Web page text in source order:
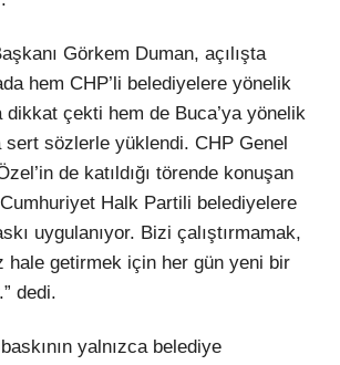
Görkem Duman, açılışta
hem CHP’li belediyelere yönelik
dikkat çekti hem de Buca’ya yönelik
sözlerle yüklendi. CHP Genel
de katıldığı törende konuşan
Cumhuriyet Halk Partili belediyelere
uygulanıyor. Bizi çalıştırmamak,
hale getirmek için her gün yeni bir
dedi.
yalnızca belediye